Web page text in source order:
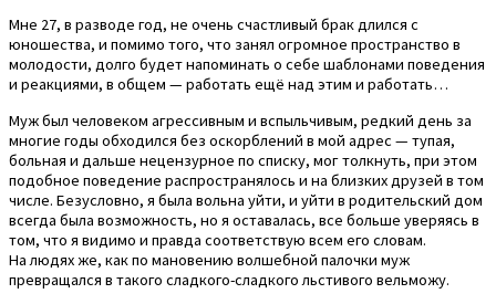
Мне 27, в разводе год, не очень счастливый брак длился с
юношества, и помимо того, что занял огромное пространство в
молодости, долго будет напоминать о себе шаблонами поведения
и реакциями, в общем — работать ещё над этим и работать…
Муж был человеком агрессивным и вспыльчивым, редкий день за
многие годы обходился без оскорблений в мой адрес — тупая,
больная и дальше нецензурное по списку, мог толкнуть, при этом
подобное поведение распространялось и на близких друзей в том
числе. Безусловно, я была вольна уйти, и уйти в родительский дом
всегда была возможность, но я оставалась, все больше уверяясь в
том, что я видимо и правда соответствую всем его словам.
На людях же, как по мановению волшебной палочки муж
превращался в такого сладкого-сладкого льстивого вельможу.